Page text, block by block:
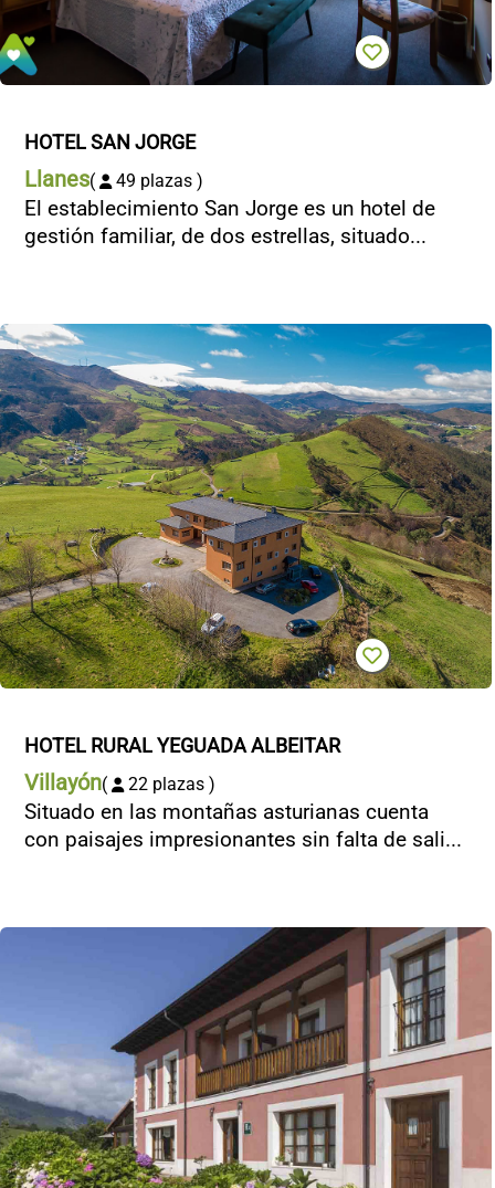
HOTEL SAN JORGE
Llanes( 49 plazas )
El establecimiento San Jorge es un hotel de
gestión familiar, de dos estrellas, situado...
HOTEL RURAL YEGUADA ALBEITAR
Villayón( 22 plazas )
Situado en las montañas asturianas cuenta
con paisajes impresionantes sin falta de sali...